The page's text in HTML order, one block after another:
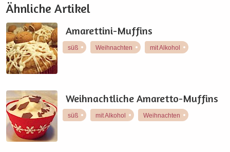
Ähnliche Artikel
Amarettini-Muffins
süß Weihnachten mit Alkohol
Weihnachtliche Amaretto-Muffins
süß mit Alkohol Weihnachten